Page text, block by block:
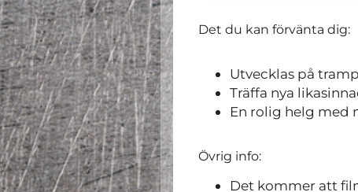
Det du kan förvänta dig:
Utvecklas på
Träffa nya
En rolig helg med
Övrig info:
Det kommer att